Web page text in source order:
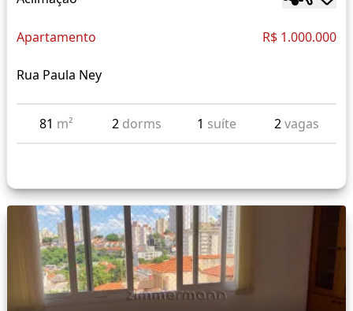
Apartamento R$ 1.000.000
Rua Paula Ney
81 m² 2 dorms 1 suíte 2vagas